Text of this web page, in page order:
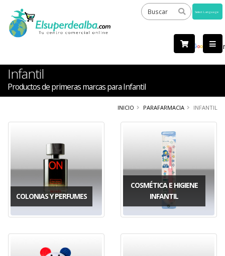
by
Infantil
Productos de primeras marcas para Infantil
INICIO PARAFARMACIA INFANTIL
COLONIAS Y PERFUMES
COSMÉTICA E HIGIENE
INFANTIL